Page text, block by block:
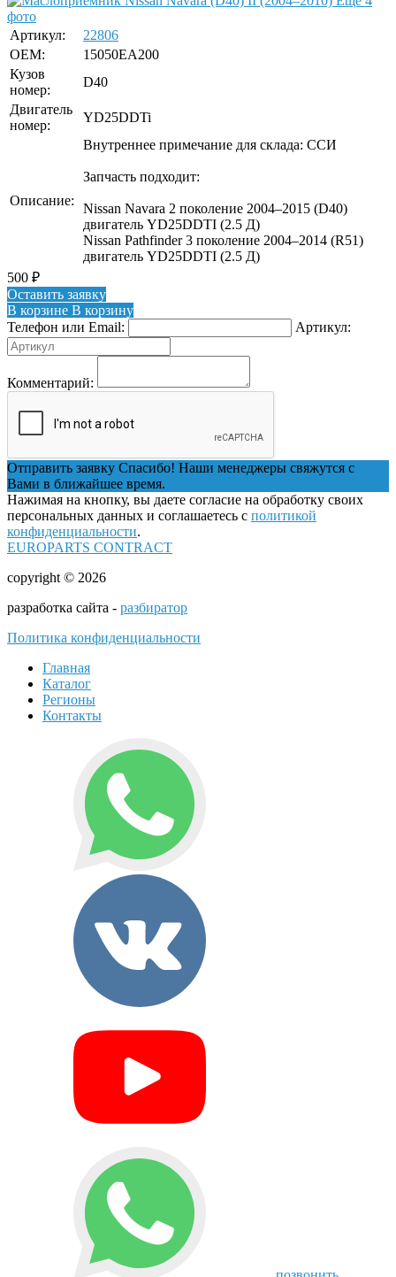
фото
Артикул:
22806
OEM:
15050EA200
Кузов
номер:
D40
Двигатель
номер:
YD25DDTi
Описание:
Внутреннее примечание для склада: ССИ
Запчасть подходит:
Nissan Navara 2 поколение 2004–2015 (D40)
двигатель YD25DDTI (2.5 Д)
Nissan Pathfinder 3 поколение 2004–2014 (R51)
двигатель YD25DDTI (2.5 Д)
500 ₽
Оставить заявку
В корзине В корзину
Телефон или Email:
Артикул:
Комментарий:
Отправить заявку Спасибо! Наши менеджеры свяжутся с
Вами в ближайшее время.
Нажимая на кнопку, вы даете согласие на обработку своих
персональных данных и соглашаетесь с политикой
конфиденциальности.
EUROPARTS CONTRACT
copyright © 2026
разработка сайта - разбиратор
Политика конфиденциальности
Главная
Каталог
Регионы
Контакты